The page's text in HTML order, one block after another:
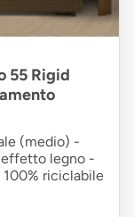
55 Rigid
(medio) -
effetto legno -
riciclabile